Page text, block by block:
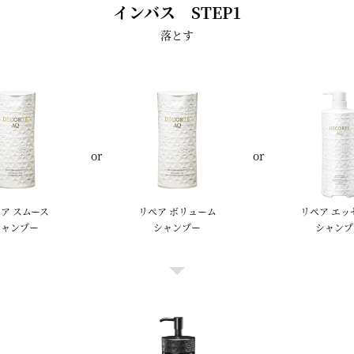
インバス STEP1
落とす
スムース
ンプー
or
リペア ボリューム
シャンプー
or
リペア エッ
シャン